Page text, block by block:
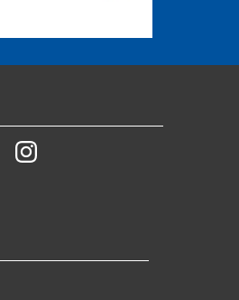
YoutubeInstagram